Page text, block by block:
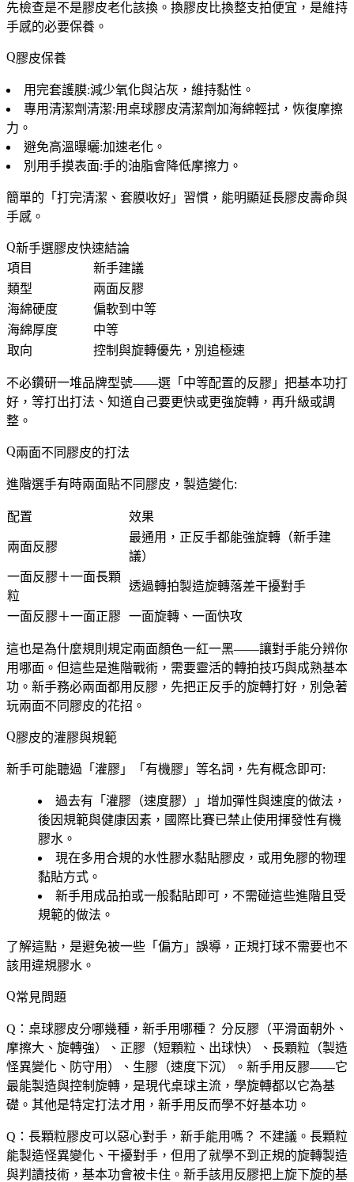
先檢查是不是膠皮老化該換。換膠皮比換整支拍便宜，是維持
手感的必要保養。
膠皮保養
用完套護膜:減少氧化與沾灰，維持黏性。
專用清潔劑清潔:用桌球膠皮清潔劑加海綿輕拭，恢復摩擦
力。
避免高溫曝曬:加速老化。
別用手摸表面:手的油脂會降低摩擦力。
簡單的「打完清潔、套膜收好」習慣，能明顯延長膠皮壽命與
手感。
新手選膠皮快速結論
項目
新手建議
類型
兩面反膠
海綿硬度
偏軟到中等
海綿厚度
中等
取向
控制與旋轉優先，別追極速
不必鑽研一堆品牌型號——選「中等配置的反膠」把基本功打
好，等打出打法、知道自己要更快或更強旋轉，再升級或調
整。
兩面不同膠皮的打法
進階選手有時兩面貼不同膠皮，製造變化:
配置 效果
兩面反膠
最通用，正反手都能強旋轉（新手建
議）
一面反膠＋一面長顆
粒
透過轉拍製造旋轉落差干擾對手
一面反膠＋一面正膠 一面旋轉、一面快攻
這也是為什麼規則規定兩面顏色一紅一黑——讓對手能分辨你
用哪面。但這些是進階戰術 ，需要靈活的轉拍技巧與成熟基本
功。 新手務必兩面都用反膠 ，先把正反手的旋轉打好，別急著
玩兩面不同膠皮的花招。
膠皮的灌膠與規範
新手可能聽過「灌膠」「有機膠」等名詞，先有概念即可:
過去有「灌膠（速度膠）」增加彈性與速度的做法，
後因規範與健康因素，國際比賽已禁止使用揮發性有機
膠水。
現在多用合規的水性膠水黏貼膠皮，或用免膠的物理
黏貼方式。
新手用成品拍或一般黏貼即可，不需碰這些進階且受
規範的做法。
了解這點，是避免被一些「偏方」誤導，正規打球不需要也不
該用違規膠水。
常見問題
Q：桌球膠皮分哪幾種，新手用哪種？ 分反膠（平滑面朝外、
摩擦大、旋轉強）、正膠（短顆粒、出球快）、長顆粒（製造
怪異變化、防守用）、生膠（速度下沉）。新手用反膠——它
最能製造與控制旋轉，是現代桌球主流，學旋轉都以它為基
礎。其他是特定打法才用，新手用反而學不好基本功。
Q：長顆粒膠皮可以惡心對手，新手能用嗎？ 不建議。長顆粒
能製造怪異變化、干擾對手，但用了就學不到正規的旋轉製造
與判讀技術，基本功會被卡住。新手該用反膠把上旋下旋的基